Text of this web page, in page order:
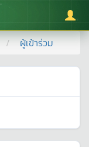
ผู้เข้าร่วม